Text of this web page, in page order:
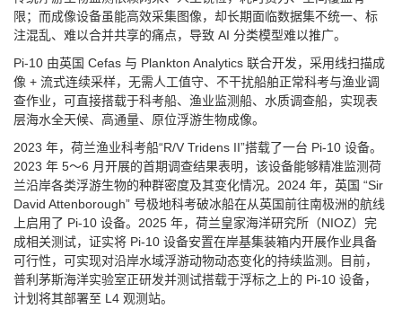
限；而成像设备虽能高效采集图像，却长期面临数据集不统一、标
注混乱、难以合并共享的痛点，导致 AI 分类模型难以推广。
Pi-10 由英国 Cefas 与 Plankton Analytics 联合开发，采用线扫描成
像 + 流式连续采样，无需人工值守、不干扰船舶正常科考与渔业调
查作业，可直接搭载于科考船、渔业监测船、水质调查船，实现表
层海水全天候、高通量、原位浮游生物成像。
2023 年，荷兰渔业科考船“R/V Tridens II”搭载了一台 Pi-10 设备。
2023 年 5～6 月开展的首期调查结果表明，该设备能够精准监测荷
兰沿岸各类浮游生物的种群密度及其变化情况。2024 年，英国 “Sir
David Attenborough” 号极地科考破冰船在从英国前往南极洲的航线
上启用了 Pi-10 设备。2025 年，荷兰皇家海洋研究所（NIOZ）完
成相关测试，证实将 Pi-10 设备安置在岸基集装箱内开展作业具备
可行性，可实现对沿岸水域浮游动物动态变化的持续监测。目前，
普利茅斯海洋实验室正研发并测试搭载于浮标之上的 Pi-10 设备，
计划将其部署至 L4 观测站。